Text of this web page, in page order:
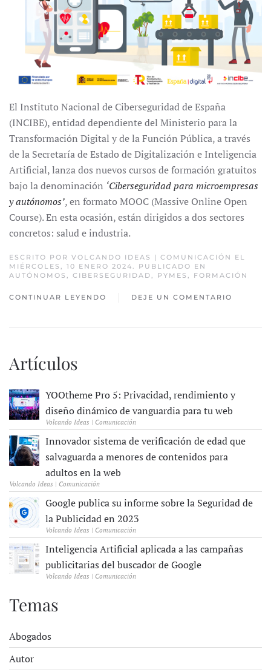
El Instituto Nacional de Ciberseguridad de España
(INCIBE), entidad dependiente del Ministerio para la
Transformación Digital y de la Función Pública, a través
de la Secretaría de Estado de Digitalización e Inteligencia
Artificial, lanza dos nuevos cursos de formación gratuitos
bajo la denominación ‘Ciberseguridad para microempresas
y autónomos’, en formato MOOC (Massive Online Open
Course). En esta ocasión, están dirigidos a dos sectores
concretos: salud e industria.
ESCRITO POR VOLCANDO IDEAS | COMUNICACIÓN
EL
MIÉRCOLES, 10 ENERO 2024. PUBLICADO EN
AUTÓNOMOS , CIBERSEGURIDAD, PYMES , FORMACIÓN
CONTINUAR LEYENDO DEJE UN COMENTARIO
Artículos
YOOtheme Pro 5: Privacidad, rendimiento y
diseño dinámico de vanguardia para tu web
Volcando Ideas | Comunicación
Innovador sistema de verificación de edad que
salvaguarda a menores de contenidos para
adultos en la web
Volcando Ideas | Comunicación
Google publica su informe sobre la Seguridad de
la Publicidad en 2023
Volcando Ideas | Comunicación
Inteligencia Artificial aplicada a las campañas
publicitarias del buscador de Google
Volcando Ideas | Comunicación
Temas
Abogados
Autor